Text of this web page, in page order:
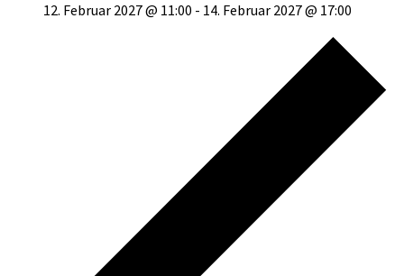
12. Februar 2027 @ 11:00 - 14. Februar 2027 @ 17:00